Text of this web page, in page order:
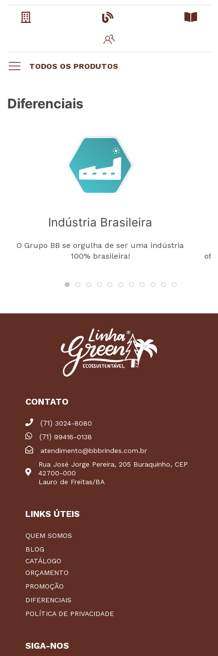
TODOS OS PRODUTOS
Diferenciais
Indústria Brasileira
O Grupo BB se orgulha de ser uma indústria
100% brasileira!
CONTATO
(71) 3024-8080
(71) 99416-0138
atendimento@bbbrindes.com.br
Rua José Jorge Pereira, 205 Buraquinho, CEP
42700-000
Lauro de Freitas/BA
LINKS ÚTEIS
QUEM SOMOS
BLOG
CATÁLOGO
ORÇAMENTO
PROMOÇÃO
DIFERENCIAIS
POLÍTICA DE PRIVACIDADE
SIGA-NOS